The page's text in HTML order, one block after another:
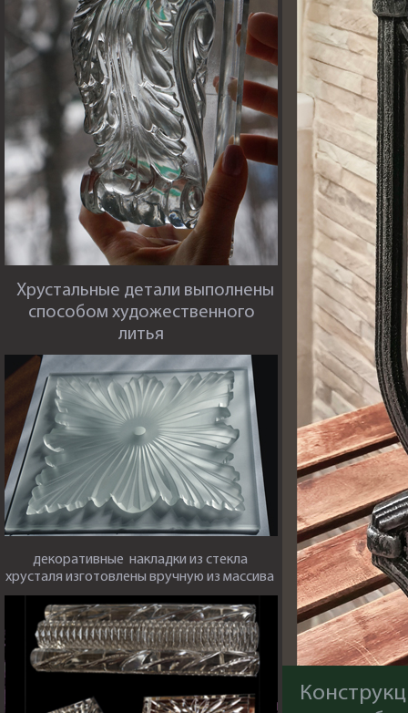
Хрустальные детали выполнены
способом художественного
литья
декоративные накладки из стекла
хрусталя изготовлены вручную из массива